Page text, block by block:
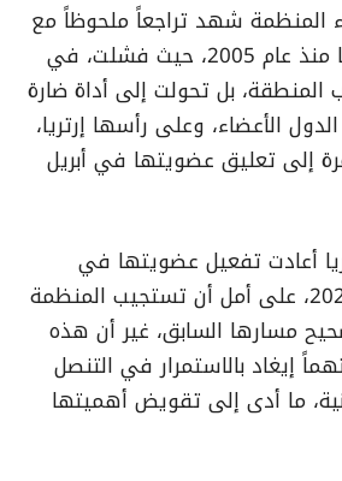
المنظمة شهد تراجعاً ملحوظاً مع
مرور الوقت، لا سيما منذ عام 2005، حيث فشلت، في
بل تحولت إلى أداة ضارة
الأعضاء، وعلى رأسها إرتريا،
إلى تعليق عضويتها في أبريل
أعادت تفعيل عضويتها في
(إيغاد) في يونيو 2023، على أمل أن تستجيب المنظمة
مسارها السابق، غير أن هذه
إيغاد بالاستمرار في التنصل
ما أدى إلى تقويض أهميتها